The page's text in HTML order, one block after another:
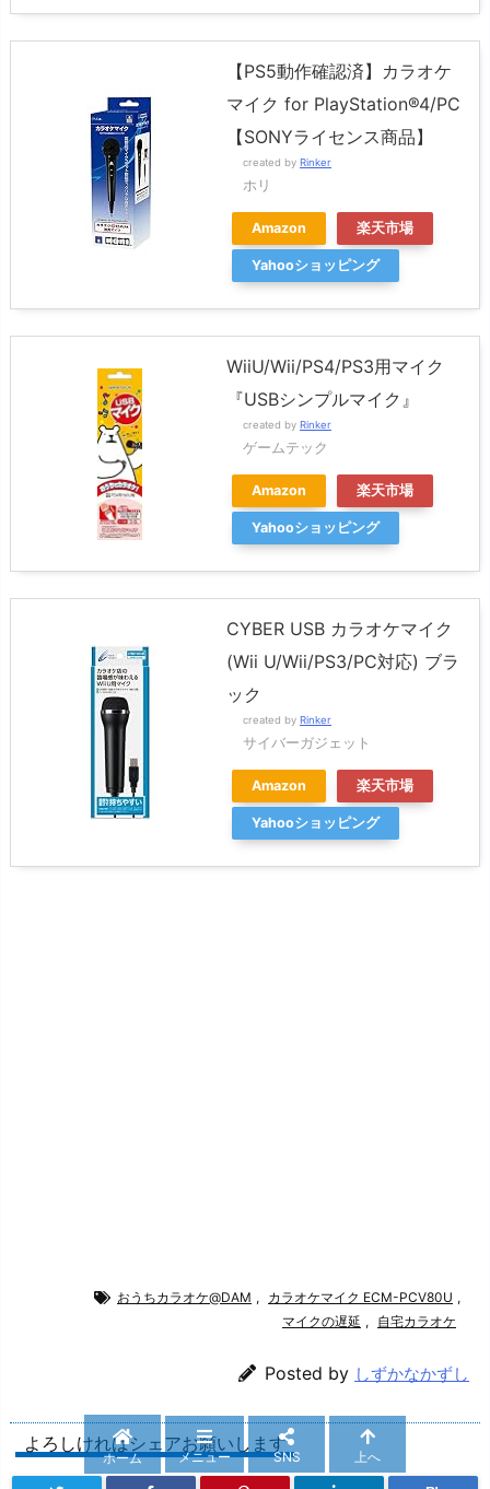
【PS5動作確認済】カラオケ
マイク for PlayStation®4/PC
【SONYライセンス商品】
created by Rinker
ホリ
Amazon 楽天市場
Yahooショッピング
WiiU/Wii/PS4/PS3用マイク
『USBシンプルマイク』
created by Rinker
ゲームテック
Amazon 楽天市場
Yahooショッピング
CYBER USB カラオケマイク
(Wii U/Wii/PS3/PC対応) ブラ
ック
created by Rinker
サイバーガジェット
Amazon 楽天市場
Yahooショッピング
おうちカラオケ@DAM , カラオケマイク ECM-PCV80U ,
マイクの遅延 , 自宅カラオケ
Posted by しずかなかずし
よろしければシェアお願いします
ホーム メニュー SNS 上へ